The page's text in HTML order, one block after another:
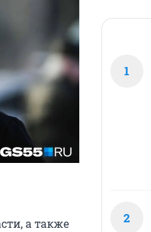
а также
1
2